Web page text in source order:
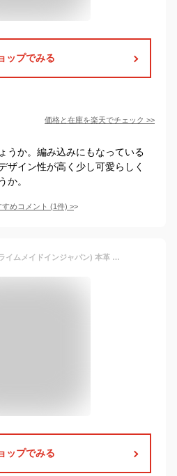
ップでみる
価格と在庫を楽天でチェック >>
うか。編み込みにもなっている
ザイン性が高く少し可愛らしく
か。
めコメント (1件) >
LIME made in Japan (ライムメイドインジャパン) 本革 ボストンバッグ Ｌ1943 〔チョコ〕 レディース ハンドバッグ クロコ型押し マキシムクロコブローチ
ップでみる